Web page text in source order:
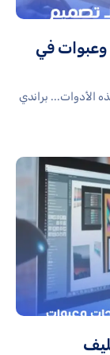
في
الأدوات... براندي